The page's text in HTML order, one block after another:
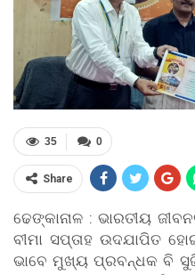
0
35
Share
ଢେଙ୍କାନାଳ : ଭାରତୀୟ
ବୀମା ସପ୍ତାହ ଉଦଯାପିତ
ଭାବେ ମୁଖ୍ୟ ପ୍ରବନ୍ଧକ ବି